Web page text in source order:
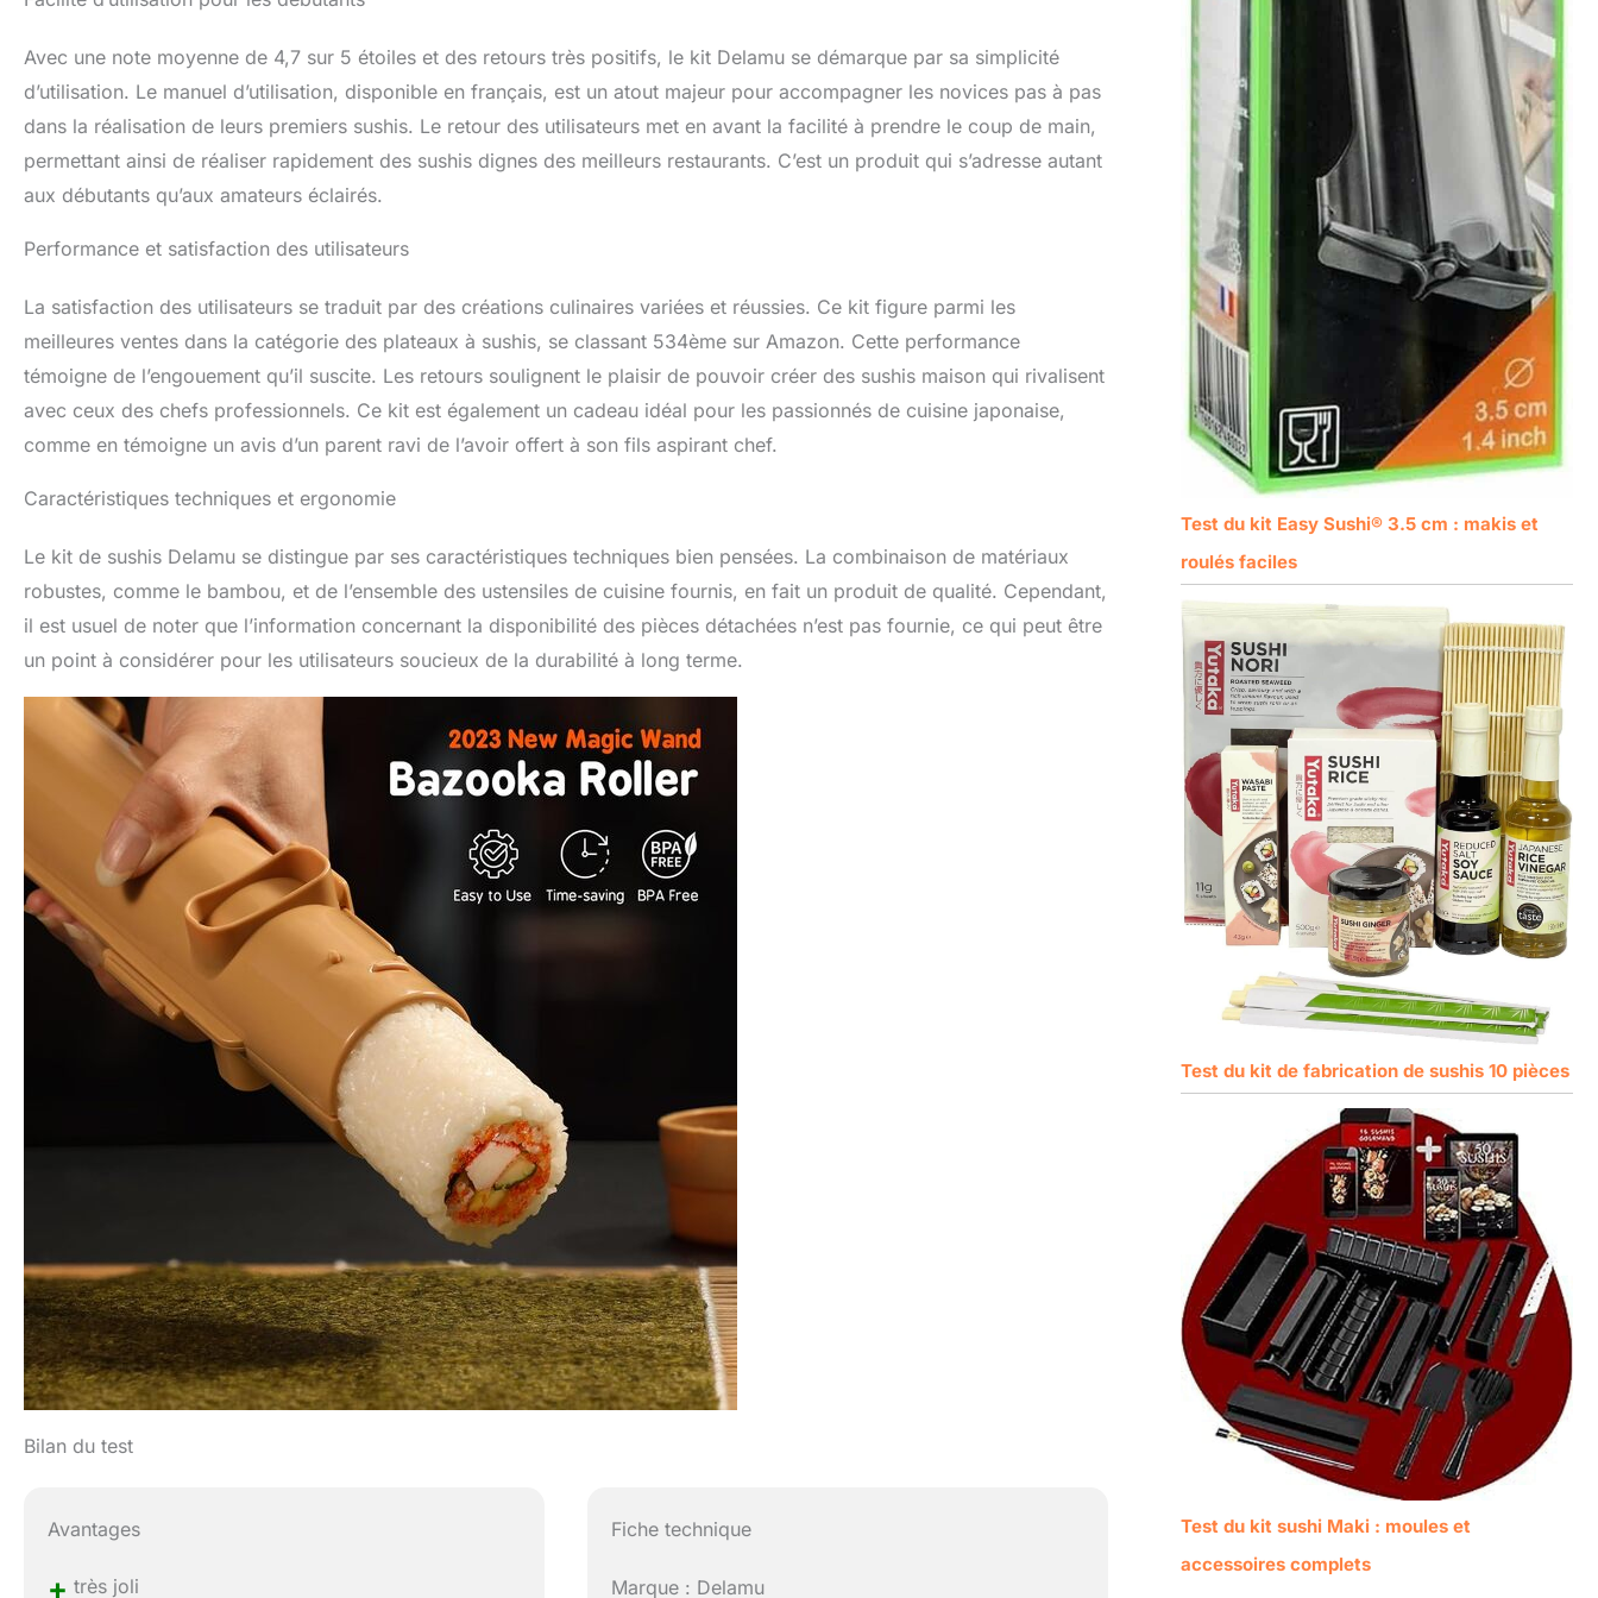
Avec une note moyenne de 4,7 sur 5 étoiles et des retours très positifs, le kit Delamu se démarque par sa simplicité
d’utilisation. Le manuel d’utilisation, disponible en français, est un atout majeur pour accompagner les novices pas à pas
dans la réalisation de leurs premiers sushis. Le retour des utilisateurs met en avant la facilité à prendre le coup de main,
permettant ainsi de réaliser rapidement des sushis dignes des meilleurs restaurants. C’est un produit qui s’adresse autant
aux débutants qu’aux amateurs éclairés.
Performance et satisfaction des utilisateurs
La satisfaction des utilisateurs se traduit par des créations culinaires variées et réussies. Ce kit figure parmi les
meilleures ventes dans la catégorie des plateaux à sushis, se classant 534ème sur Amazon. Cette performance
témoigne de l’engouement qu’il suscite. Les retours soulignent le plaisir de pouvoir créer des sushis maison qui rivalisent
avec ceux des chefs professionnels. Ce kit est également un cadeau idéal pour les passionnés de cuisine japonaise,
comme en témoigne un avis d’un parent ravi de l’avoir offert à son fils aspirant chef.
Caractéristiques techniques et ergonomie
Le kit de sushis Delamu se distingue par ses caractéristiques techniques bien pensées. La combinaison de matériaux
robustes, comme le bambou, et de l’ensemble des ustensiles de cuisine fournis, en fait un produit de qualité. Cependant,
il est usuel de noter que l’information concernant la disponibilité des pièces détachées n’est pas fournie, ce qui peut être
un point à considérer pour les utilisateurs soucieux de la durabilité à long terme.
Bilan du test
Avantages
+ très joli
Fiche technique
Marque : Delamu
Test du kit Easy Sushi® 3.5 cm : makis et
roulés faciles
Test du kit de fabrication de sushis 10 pièces
Test du kit sushi Maki : moules et
accessoires complets